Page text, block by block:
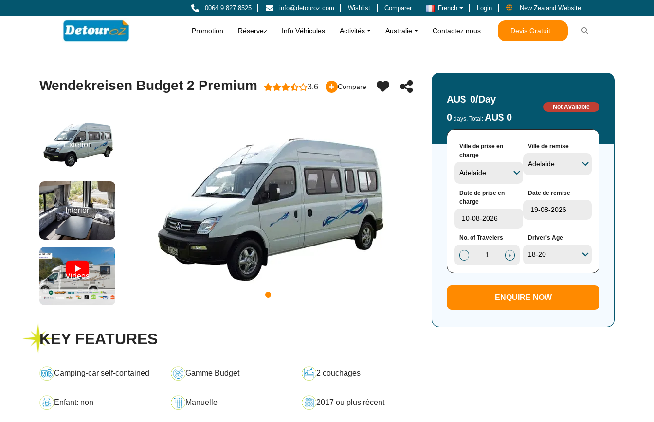
0064 9 827 8525 info@detouroz.com Wishlist Comparer French Login New Zealand Website
Promotion Réservez Info Véhicules Activités Australie Contactez nous Devis Gratuit
Wendekreisen Budget 2 Premium 3.6 Compare
Exterior
Interior
Videos
KEY FEATURES
Camping-car self-contained Gamme Budget 2 couchages
Enfant: non Manuelle 2017 ou plus récent
AU$ 0/Day
0 days. Total:AU$ 0
Not Available
Ville de prise en
charge
Ville de remise
Date de prise en
charge
Date de remise
No. of Travelers Driver's Age
ENQUIRE NOW